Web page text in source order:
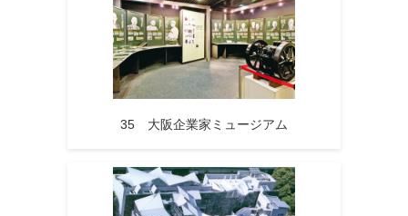
35 大阪企業家ミュージアム